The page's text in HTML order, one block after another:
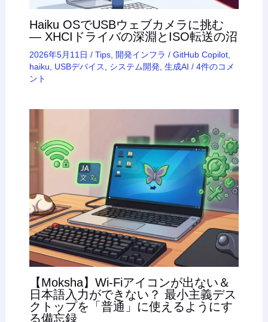
Haiku OSでUSBウェブカメラに挑む
— XHCIドライバの深淵とISO転送の沼
2026年5月11日 / Tips, 開発インフラ / GitHub Copilot,
haiku, USBデバイス, システム開発, 生成AI / 4件のコメ
ント
【Moksha】Wi-Fiアイコンが出ない＆
日本語入力ができない？ 最小主義デス
クトップを「普通」に使えるようにす
る備忘録